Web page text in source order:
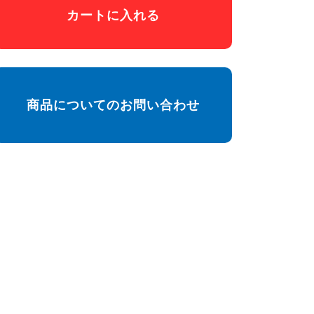
カートに入れる
商品についてのお問い合わせ